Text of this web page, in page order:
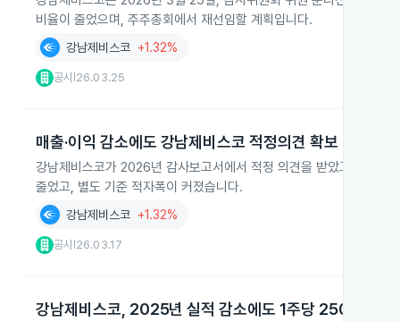
비율이 줄었으며, 주주총회에서 재선임할 계획입니다.
강남제비스코 +1.32%
공시 26.03.25
매출·이익 감소에도 강남제비스코 적정의견 확보
강남제비스코가 2026년 감사보고서에서 적정 의견을 받았고, 계속
줄었고, 별도 기준 적자폭이 커졌습니다.
강남제비스코 +1.32%
공시 26.03.17
강남제비스코, 2025년 실적 감소에도 1주당 250원 배당